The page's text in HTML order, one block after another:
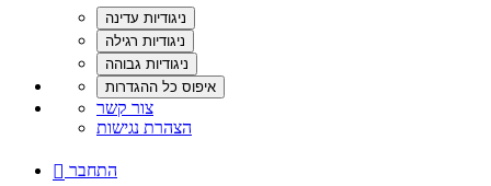
צור קשר
הצהרת נגישות
 התחבר